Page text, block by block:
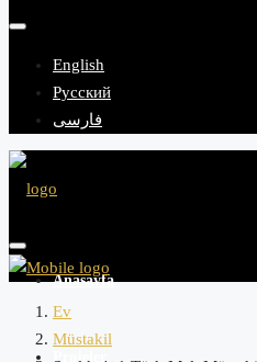
English
Русский
فارسی
Anasayfa
Projeler
Ev
Müstakil